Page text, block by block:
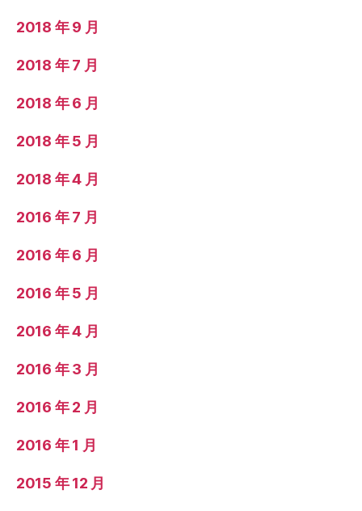
2018 年 9 月
2018 年 7 月
2018 年 6 月
2018 年 5 月
2018 年 4 月
2016 年 7 月
2016 年 6 月
2016 年 5 月
2016 年 4 月
2016 年 3 月
2016 年 2 月
2016 年 1 月
2015 年 12 月